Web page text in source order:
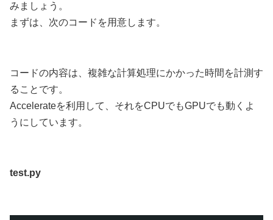
みましょう。
まずは、次のコードを用意します。
コードの内容は、複雑な計算処理にかかった時間を計測す
ることです。
Accelerateを利用して、それをCPUでもGPUでも動くよ
うにしています。
test.py